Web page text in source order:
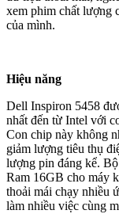
xem phim chất lượng
của mình.
Hiệu năng
Dell Inspiron 5458
nhất đến từ Intel với
Con chip này không
giảm lượng tiêu thụ
lượng pin đáng kể.
Ram 16GB cho máy
thoải mái chạy nhiều
làm nhiều việc cùng